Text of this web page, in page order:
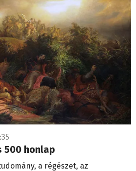
500 honlap
a régészet, az